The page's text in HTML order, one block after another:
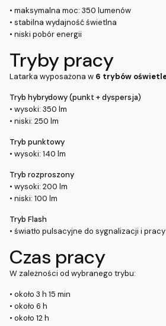
• maksymalna moc: 350 lumenów
• stabilna wydajność świetlna
• niski pobór energii
Tryby pracy
Latarka wyposażona w 6 trybów
Tryb hybrydowy (punkt + dyspersja)
• wysoki: 350 lm
• niski: 250 lm
Tryb punktowy
• wysoki: 140 lm
Tryb rozproszony
• wysoki: 200 lm
• niski: 100 lm
Tryb Flash
• światło pulsacyjne do sygnalizacji i
Czas pracy
W zależności od wybranego trybu:
• około 3 h 15 min
• około 6 h
• około 12 h